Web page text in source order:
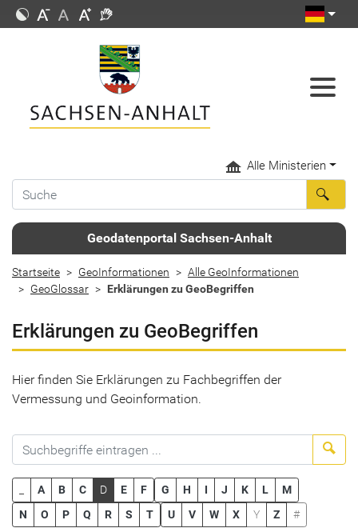
Alle Ministerien
Geodatenportal Sachsen-Anhalt
Startseite GeoInformationen
Alle GeoInformationen
GeoGlossar
Erklärungen zu GeoBegriffen
Erklärungen zu GeoBegriffen
Hier finden Sie Erklärungen zu Fachbegriffen der
Vermessung und Geoinformation.
A B C D E F G H I J K L
M
N
O P Q R S T U V W X Y Z #